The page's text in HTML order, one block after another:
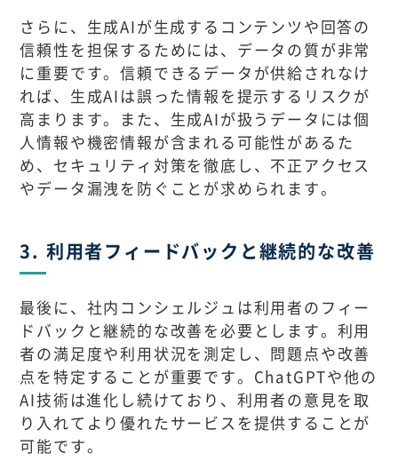
さらに、生成AIが生成するコンテンツや回答の
信頼性を担保するためには、データの質が非常
に重要です。信頼できるデータが供給されなけ
れば、生成AIは誤った情報を提示するリスクが
高まります。また、生成AIが扱うデータには個
人情報や機密情報が含まれる可能性があるた
め、セキュリティ対策を徹底し、不正アクセス
やデータ漏洩を防ぐことが求められます。
3. 利用者フィードバックと継続的な改善
最後に、社内コンシェルジュは利用者のフィー
ドバックと継続的な改善を必要とします。利用
者の満足度や利用状況を測定し、問題点や改善
点を特定することが重要です。ChatGPTや他の
AI技術は進化し続けており、利用者の意見を取
り入れてより優れたサービスを提供することが
可能です。